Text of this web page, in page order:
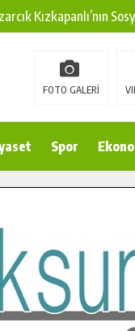
Kızkapanlı’nın
Kırsalına Modern
Başarı:
Kampında Yeni
Karakaya’dan
Sona Doğru.
FOTO GALERİ
Spor